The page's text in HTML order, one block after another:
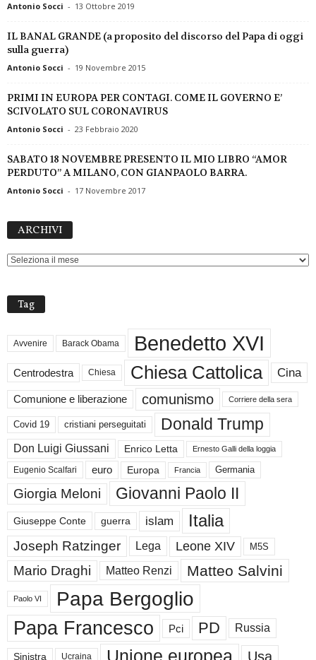
Antonio Socci - 13 Ottobre 2019
IL BANAL GRANDE (a proposito del discorso del Papa di oggi
sulla guerra)
Antonio Socci - 19 Novembre 2015
PRIMI IN EUROPA PER CONTAGI. COME IL GOVERNO E’
SCIVOLATO SUL CORONAVIRUS
Antonio Socci - 23 Febbraio 2020
SABATO 18 NOVEMBRE PRESENTO IL MIO LIBRO “AMOR
PERDUTO” A MILANO, CON GIANPAOLO BARRA.
Antonio Socci - 17 Novembre 2017
ARCHIVI
Tag
Avvenire Barack Obama Benedetto XVI
Centrodestra Chiesa Chiesa Cattolica Cina
Comunione e liberazione comunismo Corriere della sera
Covid 19 cristiani perseguitati Donald Trump
Don Luigi Giussani Enrico Letta Ernesto Galli della loggia
Eugenio Scalfari euro Europa Francia Germania
Giorgia Meloni Giovanni Paolo II
Giuseppe Conte guerra islam Italia
Joseph Ratzinger Lega Leone XIV M5S
Mario Draghi Matteo Renzi Matteo Salvini
Paolo VI Papa Bergoglio
Papa Francesco Pci PD Russia
Sinistra Ucraina Usa